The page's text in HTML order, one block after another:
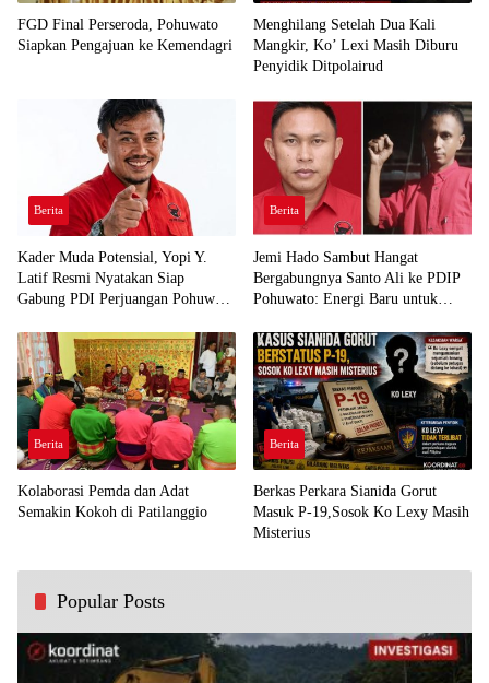
FGD Final Perseroda, Pohuwato
Siapkan Pengajuan ke Kemendagri
Menghilang Setelah Dua Kali
Mangkir, Ko’ Lexi Masih Diburu
Penyidik Ditpolairud
Berita
Kader Muda Potensial, Yopi Y.
Latif Resmi Nyatakan Siap
Gabung PDI Perjuangan Pohuwato
Berita
Jemi Hado Sambut Hangat
Bergabungnya Santo Ali ke PDIP
Pohuwato: Energi Baru untuk
Berita
Kolaborasi Pemda dan Adat
Semakin Kokoh di Patilanggio
Berita
Berkas Perkara Sianida Gorut
Masuk P-19,Sosok Ko Lexy Masih
Misterius
Popular Posts